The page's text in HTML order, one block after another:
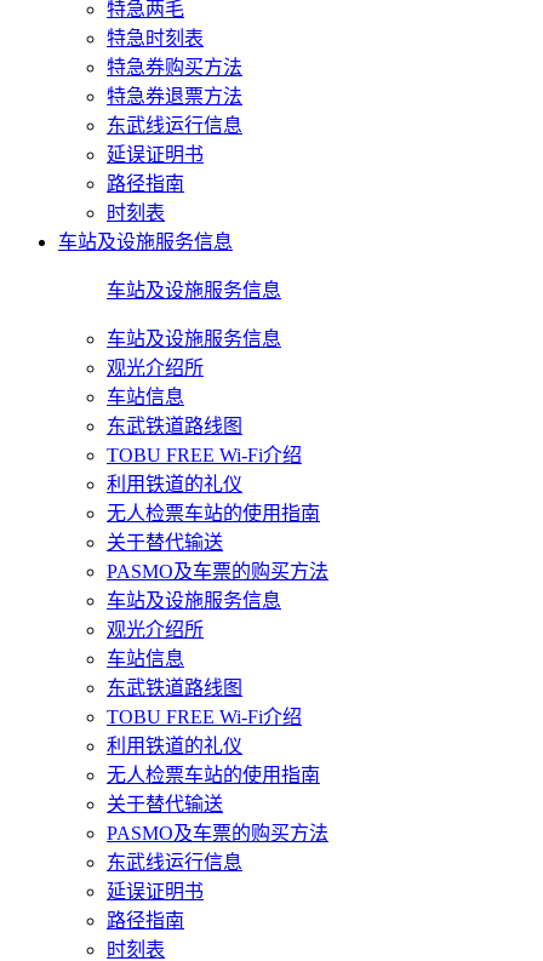
特急两毛
特急时刻表
特急券购买方法
特急券退票方法
东武线运行信息
延误证明书
路径指南
时刻表
车站及设施服务信息
车站及设施服务信息
车站及设施服务信息
观光介绍所
车站信息
东武铁道路线图
TOBU FREE Wi-Fi介绍
利用铁道的礼仪
无人检票车站的使用指南
关于替代输送
PASMO及车票的购买方法
车站及设施服务信息
观光介绍所
车站信息
东武铁道路线图
TOBU FREE Wi-Fi介绍
利用铁道的礼仪
无人检票车站的使用指南
关于替代输送
PASMO及车票的购买方法
东武线运行信息
延误证明书
路径指南
时刻表